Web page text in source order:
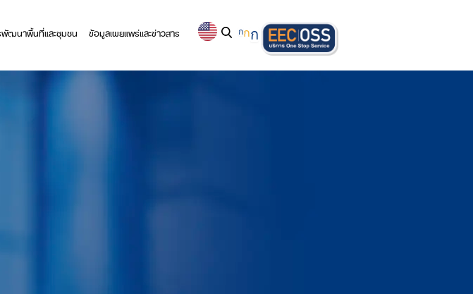
ฒนาพื้นที่และชุมชน ข้อมูลเผยแพร่และข่าวสาร กกก